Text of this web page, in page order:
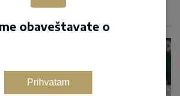
obaveštavate o
Prihvatam